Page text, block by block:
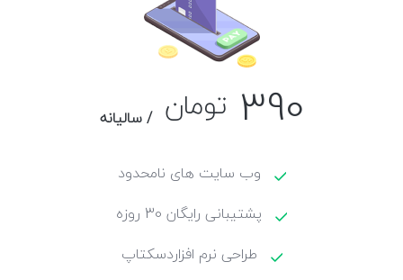
390 تومان / سالیانه
وب سایت های نامحدود
پشتیبانی رایگان 30 روزه
طراحی نرم افزاردسکتاپ